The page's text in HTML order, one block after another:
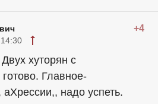
+4
хуторян с
Главное-
надо успеть.